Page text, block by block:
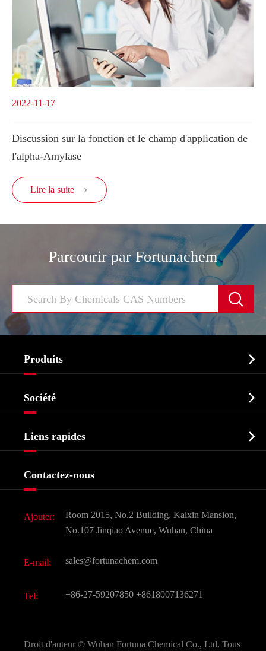
2022-11-17
Discussion sur la fonction et le champ d'application de
l'alpha-Amylase
Lire la suite 
Parcourir par Fortunachem

Produits 
Biochimique
Produits agrochimiques et intermédiaires
Ingrédients cosmétiques
Saveurs et parfums
CAS chimiques
Société 
Histoire de l'entreprise
Liens rapides 
Contactez-nous
Ajouter:
Room 2015, No.2 Building, Kaixin Mansion,
No.107 Jinqiao Avenue, Wuhan, China
E-mail: sales@fortunachem.com
Tel: +86-27-59207850 +8618007136271
Droit d'auteur © Wuhan Fortuna Chemical Co., Ltd. Tous